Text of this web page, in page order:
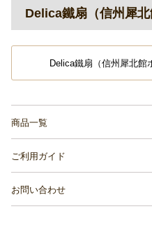
Delica鐵扇（信州犀北
Delica鐵扇（信州犀北館
商品一覧
ご利用ガイド
お問い合わせ